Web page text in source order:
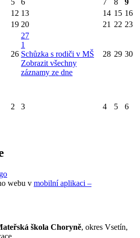
12 13 14 15 16
19 20 21 22 23
26
27
1
Schůzka s rodiči v MŠ
Zobrazit všechny
záznamy ze dne
28 29 30
2 3 4 5 6
webu v mobilní aplikaci –
škola Choryně, okres Vsetín,